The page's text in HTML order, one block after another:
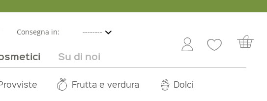
Consegna in:
Su di noi
delle albicoccheFrutta e verdura Dolci
Vini in offerta
Online Rivenditori Service Carriera